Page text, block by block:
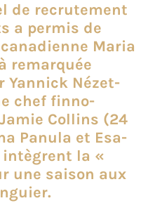
de recrutement
a permis de
Maria
remarquée
Yannick Nézet-
chef finno-
Collins (24
Panula et Esa-
intègrent la «
une saison aux